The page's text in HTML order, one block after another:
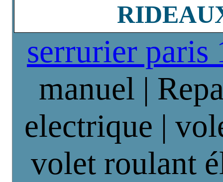
serrurier paris
manuel |
electrique |
volet roulant